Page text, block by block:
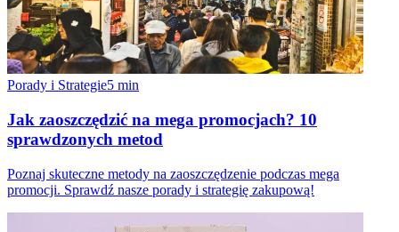
Porady i Strategie5 min
Jak zaoszczędzić na mega promocjach? 10
sprawdzonych metod
Poznaj skuteczne metody na zaoszczędzenie podczas mega
promocji. Sprawdź nasze porady i strategię zakupową!